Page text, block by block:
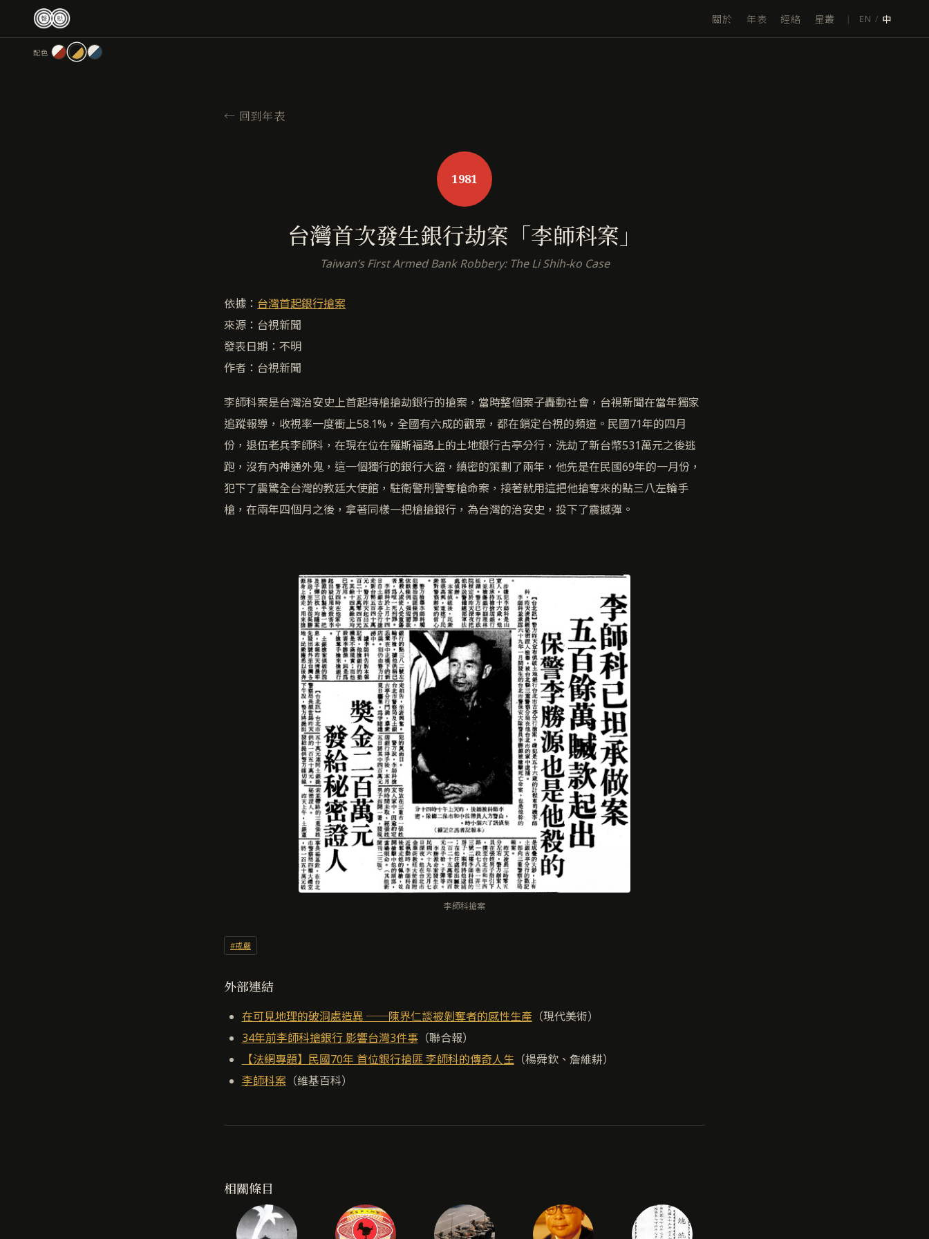
主
關於 年表 經絡 星叢 | EN / 中
配色
← 回到年表
1981
台灣首次發生銀行劫案「李師科案」
Taiwan’s First Armed Bank Robbery: The Li Shih-ko Case
依據： 台灣首起銀行搶案
來源：台視新聞
發表日期：不明
作者：台視新聞
李師科案是台灣治安史上首起持槍搶劫銀行的搶案，當時整個案子轟動社會，台視新聞在當年獨家
追蹤報導，收視率一度衝上58.1%，全國有六成的觀眾，都在鎖定台視的頻道。民國71年的四月
份，退伍老兵李師科，在現在位在羅斯福路上的土地銀行古亭分行，洗劫了新台幣531萬元之後逃
跑，沒有內神通外鬼，這一個獨行的銀行大盜，縝密的策劃了兩年，他先是在民國69年的一月份，
犯下了震驚全台灣的教廷大使館，駐衛警刑警奪槍命案，接著就用這把他搶奪來的點三八左輪手
槍，在兩年四個月之後，拿著同樣一把槍搶銀行，為台灣的治安史，投下了震撼彈。
李師科搶案
#戒嚴
外部連結
在可見地理的破洞處造異 ──陳界仁談被剝奪者的感性生產（現代美術）
34年前李師科搶銀行 影響台灣3件事（聯合報）
【法網專題】民國70年 首位銀行搶匪 李師科的傳奇人生（楊舜欽、詹維耕）
李師科案（維基百科）
相關條目